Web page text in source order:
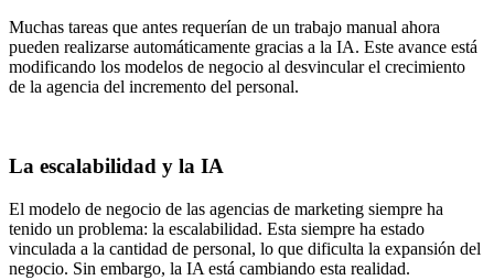
Muchas tareas que antes requerían de un trabajo manual ahora
pueden realizarse automáticamente gracias a la IA. Este avance está
modificando los modelos de negocio al desvincular el crecimiento
de la agencia del incremento del personal.
La escalabilidad y la IA
El modelo de negocio de las agencias de marketing siempre ha
tenido un problema: la escalabilidad. Esta siempre ha estado
vinculada a la cantidad de personal, lo que dificulta la expansión del
negocio. Sin embargo, la IA está cambiando esta realidad.